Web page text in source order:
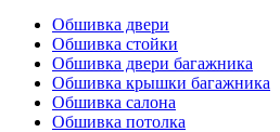
Обшивка двери
Обшивка стойки
Обшивка двери багажника
Обшивка крышки багажника
Обшивка салона
Обшивка потолка